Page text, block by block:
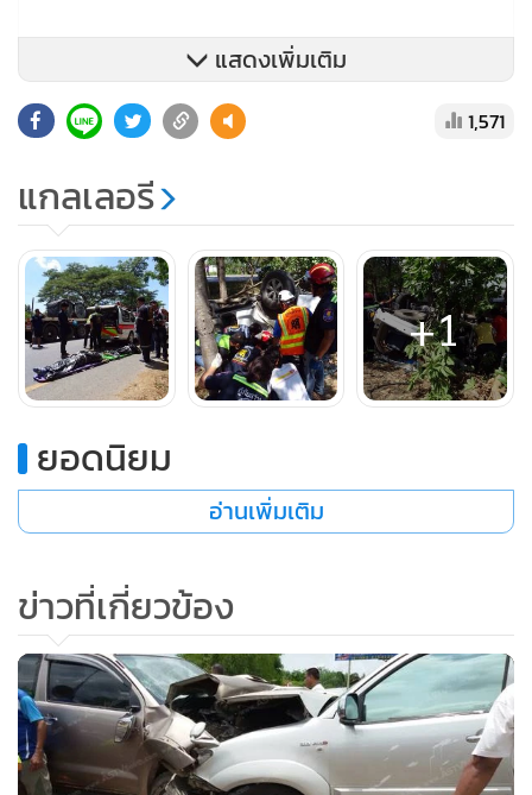
จากการสอบสวน นายวุธานันท์ จันทร์เลื่อน คนขับรถฟอร์จูนเนอ
ร์ที่ประสบอุบัติเหตุ กล่าวว่า ตนและครอบครัว จำนวน 7 คน ได้
เดินทางจาก จ.สุราษฎร์ธานี เพื่อไปส่งหลานที่ จ.ระยอง และหยุด
พักผ่อนต่อหลายวัน
กระทั่งช่วงเช้าเดินทางกลับออกมาจาก จ.ระยอง ระหว่างทาง
ก่อนถึงจุดเกิดเหตุ ขณะที่ตนขับรถอยู่ทางเลนซ้ายมือจู่ๆ ได้มีรถ
กระบะ ยี่ห้ออีซูซุ ดีแมคซ์ สีดำ ไม่ทราบทะเบียน ขับอยู่เลนขวา
รถอย่างเร็วจนรถเสียการทรงตัวควบคุมไม่ได้ ก่อนที่จะพุ่งลงไปที่
ร่องกลางถนน และชนกับต้นไม้อย่างแรงจนรถพลิกคว่ำ ทำให้มีผู้
เสียชีวิต และบาดเจ็บดังกล่าว
แสดงเพิ่มเติม
1,571
แกลเลอรี
+1
ยอดนิยม
อ่านเพิ่มเติม
ข่าวที่เกี่ยวข้อง